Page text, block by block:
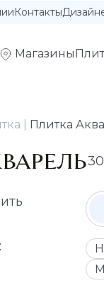
Контакты
Магазины
Плитка